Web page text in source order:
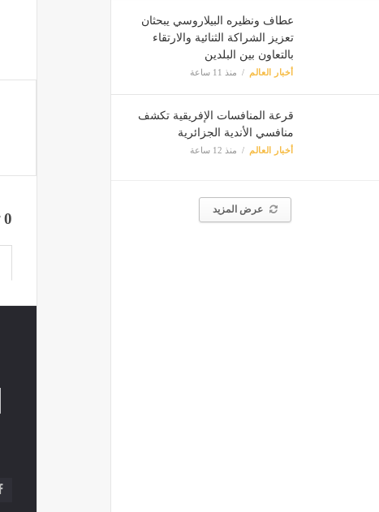
عطاف ونظيره البيلاروسي يبحثان
تعزيز الشراكة الثنائية والارتقاء
بالتعاون بين البلدين
أخبار العالم منذ 11 ساعة
قرعة المنافسات الإفريقية تكشف
منافسي الأندية الجزائرية
أخبار العالم منذ 12 ساعة
عرض المزيد
0 تعليق